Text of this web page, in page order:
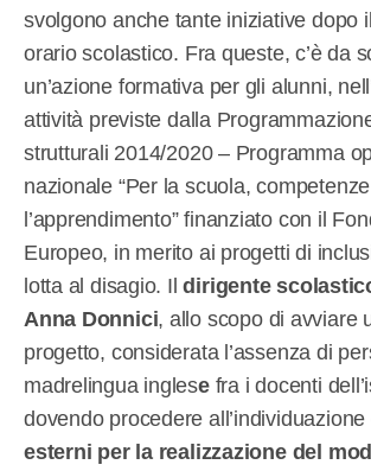
svolgono anche tante iniziative dopo
orario scolastico. Fra queste, c’è da
un’azione formativa per gli alunni,
attività previste dalla
strutturali 2014/2020 – Programma
nazionale “Per la scuola,
l’apprendimento” finanziato con il
Europeo, in merito ai progetti di
lotta al disagio. Ildirigente
Anna Donnici, allo scopo di avviare
progetto, considerata l’assenza di
madrelingua inglesefra i docenti
dovendo procedere
esterni per la realizzazione del